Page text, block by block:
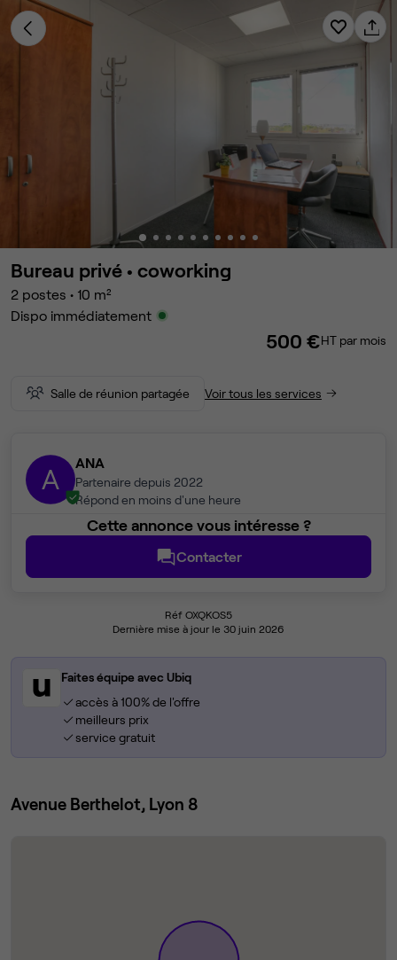
Bureau privé • coworking
2 postes • 10 m²
Dispo immédiatement
500 €HT par mois
Salle de réunion partagée Voir tous les services
A ANA
Partenaire depuis 2022
Répond en moins d'une heure
Cette annonce vous intéresse ?
Contacter
Réf OXQKOS5
Dernière mise à jour le 30 juin 2026
Faites équipe avec Ubiq
accès à 100% de l'offre
meilleurs prix
service gratuit
Avenue Berthelot, Lyon 8